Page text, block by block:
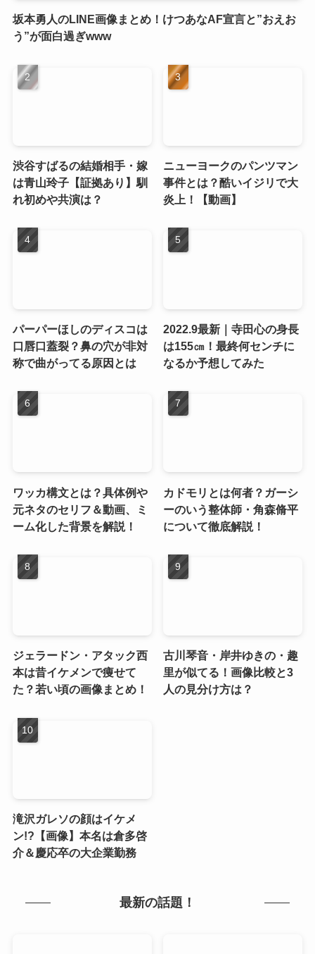
坂本勇人のLINE画像まとめ！けつあなAF宣言と”おえお
う”が面白過ぎwww
渋谷すばるの結婚相手・嫁
は青山玲子【証拠あり】馴
れ初めや共演は？
ニューヨークのパンツマン
事件とは？酷いイジリで大
炎上！【動画】
パーパーほしのディスコは
口唇口蓋裂？鼻の穴が非対
称で曲がってる原因とは
2022.9最新｜寺田心の身長
は155㎝！最終何センチに
なるか予想してみた
ワッカ構文とは？具体例や
元ネタのセリフ＆動画、ミ
ーム化した背景を解説！
カドモリとは何者？ガーシ
ーのいう整体師・角森脩平
について徹底解説！
ジェラードン・アタック西
本は昔イケメンで痩せて
た？若い頃の画像まとめ！
古川琴音・岸井ゆきの・趣
里が似てる！画像比較と3
人の見分け方は？
滝沢ガレソの顔はイケメ
ン!?【画像】本名は倉多啓
介＆慶応卒の大企業勤務
最新の話題！